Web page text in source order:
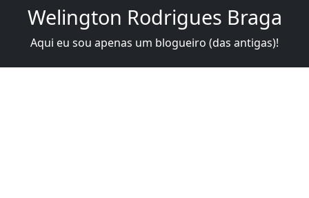
Welington Rodrigues Braga
Aqui eu sou apenas um blogueiro (das antigas)!